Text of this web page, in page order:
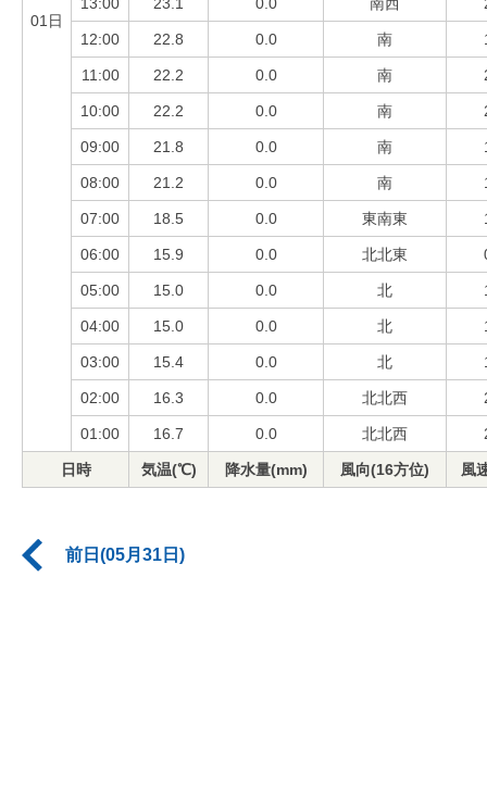
01日
12:00 22.8 0.0 南
11:00 22.2 0.0 南
10:00 22.2 0.0 南
09:00 21.8 0.0 南
08:00 21.2 0.0 南
07:00 18.5 0.0 東南東
06:00 15.9 0.0 北北東
05:00 15.0 0.0 北
04:00 15.0 0.0 北
03:00 15.4 0.0 北
02:00 16.3 0.0 北北西
01:00 16.7 0.0 北北西
日時 気温(℃) 降水量(mm) 風向(16方位) 風
前日(05月31日)